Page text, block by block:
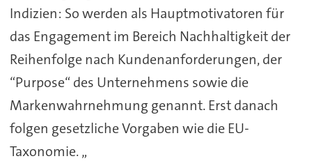
Indizien: So werden als Hauptmotivatoren für
das Engagement im Bereich Nachhaltigkeit der
Reihenfolge nach Kundenanforderungen, der
“Purpose“ des Unternehmens sowie die
Markenwahrnehmung genannt. Erst danach
folgen gesetzliche Vorgaben wie die EU-
Taxonomie. „